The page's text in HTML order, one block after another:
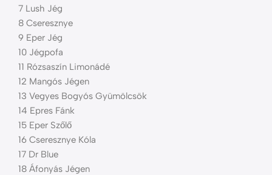
7 Lush Jég
8 Cseresznye
9 Eper Jég
10 Jégpofa
11 Rózsaszín Limonádé
12 Mangós Jégen
13 Vegyes Bogyós Gyümölcsök
14 Epres Fánk
15 Eper Szőlő
16 Cseresznye Kóla
17 Dr Blue
18 Áfonyás Jégen